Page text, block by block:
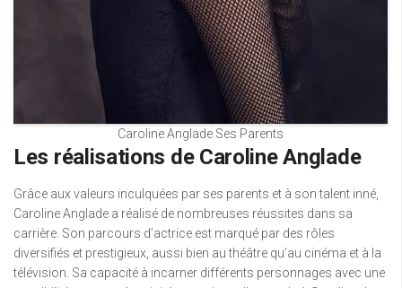
Caroline Anglade Ses Parents
Les réalisations de Caroline Anglade
Grâce aux valeurs inculquées par ses parents et à son talent inné,
Caroline Anglade a réalisé de nombreuses réussites dans sa
carrière. Son parcours d’actrice est marqué par des rôles
diversifiés et prestigieux, aussi bien au théâtre qu’au cinéma et à la
télévision. Sa capacité à incarner différents personnages avec une